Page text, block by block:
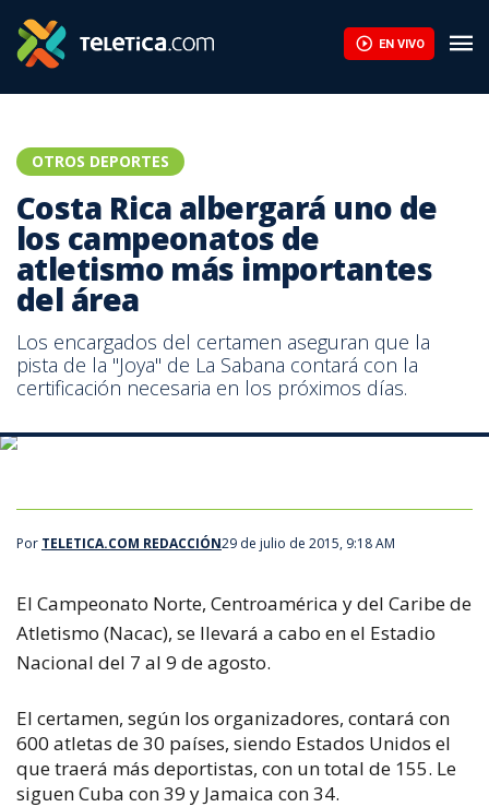
EN VIVO
OTROS DEPORTES
Costa Rica albergará uno de
los campeonatos de
atletismo más importantes
del área
Los encargados del certamen aseguran que la
pista de la "Joya" de La Sabana contará con la
certificación necesaria en los próximos días.
Los encargados del certamen aseguran que la pista de la "Joya"
de La Sabana contará con la certificación necesaria en los
Por TELETICA.COM REDACCIÓN29 de julio de 2015, 9:18 AM
El Campeonato Norte, Centroamérica y del Caribe de
Atletismo (Nacac), se llevará a cabo en el Estadio
Nacional del 7 al 9 de agosto.
El certamen, según los organizadores, contará con
600 atletas de 30 países, siendo Estados Unidos el
que traerá más deportistas, con un total de 155. Le
siguen Cuba con 39 y Jamaica con 34.